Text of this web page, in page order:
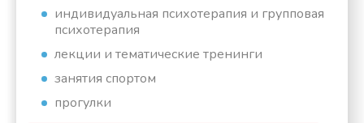
индивидуальная психотерапия и групповая
психотерапия
лекции и тематические тренинги
занятия спортом
прогулки